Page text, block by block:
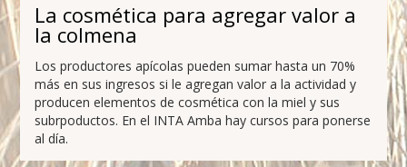
La cosmética para agregar valor a
la colmena
Los productores apícolas pueden sumar hasta un 70%
más en sus ingresos si le agregan valor a la actividad y
producen elementos de cosmética con la miel y sus
subrpoductos. En el INTA Amba hay cursos para ponerse
al día.